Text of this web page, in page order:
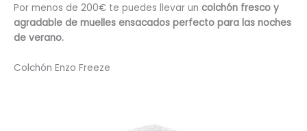
Por menos de 200€ te puedes llevar un colchón fresco y
agradable de muelles ensacados perfecto para las noches
de verano.
Colchón Enzo Freeze